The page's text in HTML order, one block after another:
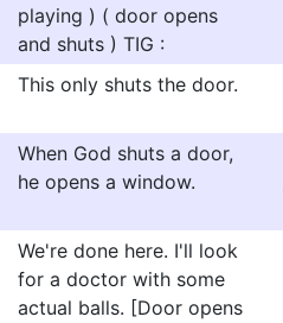
playing ) ( door opens
and shuts ) TIG :
This only shuts the door.
When God shuts a door,
he opens a window.
We're done here. I'll look
for a doctor with some
actual balls. [Door opens